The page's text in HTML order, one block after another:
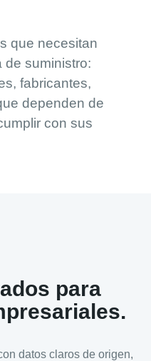
que necesitan
de suministro:
fabricantes,
dependen de
con sus
para
datos claros de origen,